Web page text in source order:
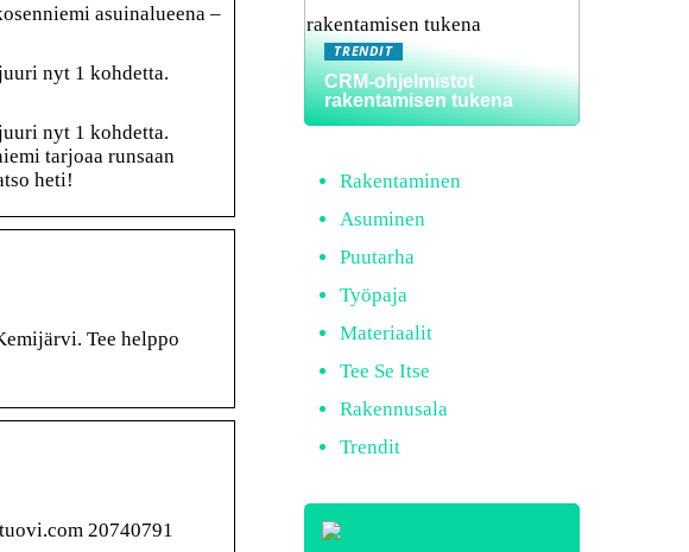
asuinalueena –
nyt 1 kohdetta.
nyt 1 kohdetta.
tarjoaa runsaan
heti!
Tee helppo
20740791
TRENDIT
CRM-ohjelmistot
rakentamisen tukena
Rakentaminen
Asuminen
Puutarha
Työpaja
Materiaalit
Tee Se Itse
Rakennusala
Trendit